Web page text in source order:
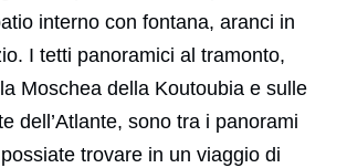
interno con fontana, aranci in
I tetti panoramici al tramonto,
Moschea della Koutoubia e sulle
dell’Atlante, sono tra i panorami
trovare in un viaggio di